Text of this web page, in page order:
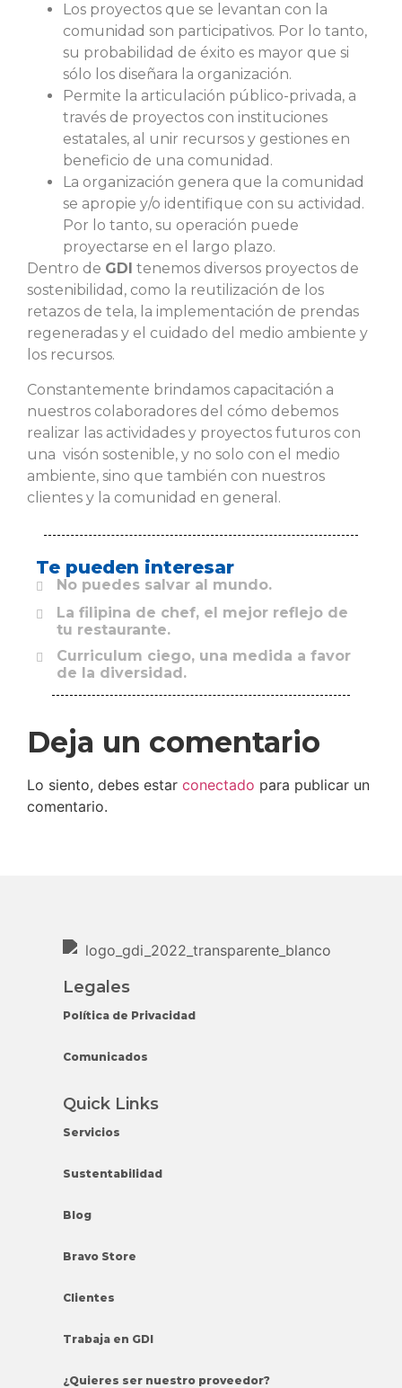
Los proyectos que se levantan con la
comunidad son participativos. Por lo tanto,
su probabilidad de éxito es mayor que si
sólo los diseñara la organización.
Permite la articulación público-privada, a
través de proyectos con instituciones
estatales, al unir recursos y gestiones en
beneficio de una comunidad.
La organización genera que la comunidad
se apropie y/o identifique con su actividad.
Por lo tanto, su operación puede
proyectarse en el largo plazo.
Dentro de GDI tenemos diversos proyectos de
sostenibilidad, como la reutilización de los
retazos de tela, la implementación de prendas
regeneradas y el cuidado del medio ambiente y
los recursos.
Constantemente brindamos capacitación a
nuestros colaboradores del cómo debemos
realizar las actividades y proyectos futuros con
una visón sostenible, y no solo con el medio
ambiente, sino que también con nuestros
clientes y la comunidad en general.
Te pueden interesar
No puedes salvar al mundo.
La filipina de chef, el mejor reflejo de
tu restaurante.
Curriculum ciego, una medida a favor
de la diversidad.
Deja un comentario
Lo siento, debes estar conectado para publicar un
comentario.
Legales
Política de Privacidad
Comunicados
Quick Links
Servicios
Sustentabilidad
Blog
Bravo Store
Clientes
Trabaja en GDI
¿Quieres ser nuestro proveedor?